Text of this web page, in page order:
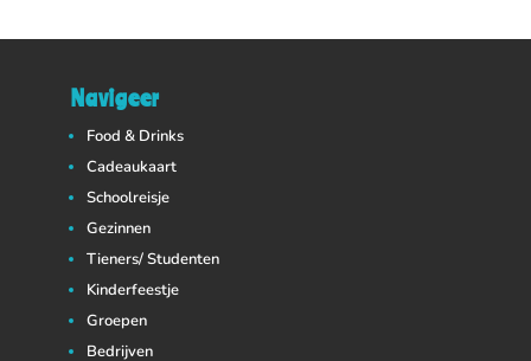
Navigeer
Food & Drinks
Cadeaukaart
Schoolreisje
Gezinnen
Tieners/ Studenten
Kinderfeestje
Groepen
Bedrijven